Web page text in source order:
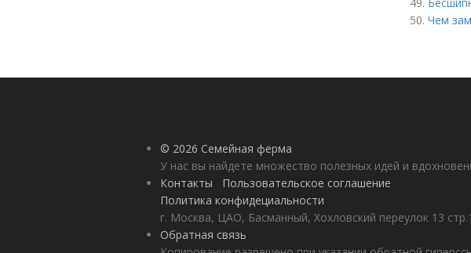
50. Чем
© 2026 Семейная ферма
У нас вы найдете множество полезных идей и
Контакты
Пользовательское соглашение
Политика конфидециальности
г. Москва, ЦАО, Басманный, Хохловский переулок 13
Обратная связь